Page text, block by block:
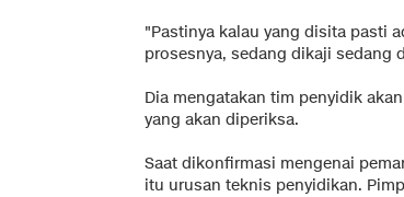
"Pastinya kalau yang disita pasti
prosesnya, sedang dikaji sedang
Dia mengatakan tim penyidik
yang akan diperiksa.
Saat dikonfirmasi mengenai
itu urusan teknis penyidikan.